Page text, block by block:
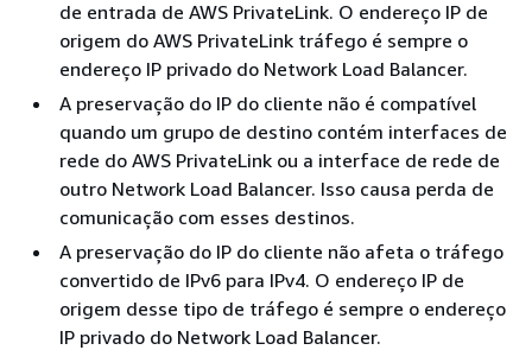
de entrada de AWS PrivateLink. O endereço IP de
origem do AWS PrivateLink tráfego é sempre o
endereço IP privado do Network Load Balancer.
A preservação do IP do cliente não é compatível
quando um grupo de destino contém interfaces de
rede do AWS PrivateLink ou a interface de rede de
outro Network Load Balancer. Isso causa perda de
comunicação com esses destinos.
A preservação do IP do cliente não afeta o tráfego
convertido de IPv6 para IPv4. O endereço IP de
origem desse tipo de tráfego é sempre o endereço
IP privado do Network Load Balancer.